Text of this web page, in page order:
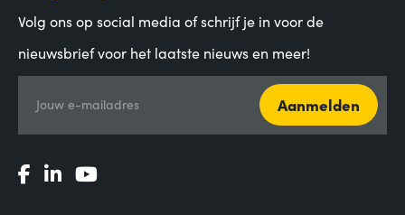
Volg ons op social media of schrijf je in voor de
nieuwsbrief voor het laatste nieuws en meer!
Jouw e-mailadres Aanmelden